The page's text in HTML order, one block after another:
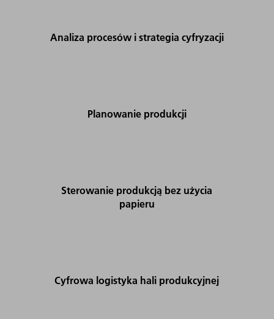
Analiza procesów i strategia cyfryzacji
Planowanie produkcji
Sterowanie produkcją bez użycia
papieru
Cyfrowa logistyka hali produkcyjnej